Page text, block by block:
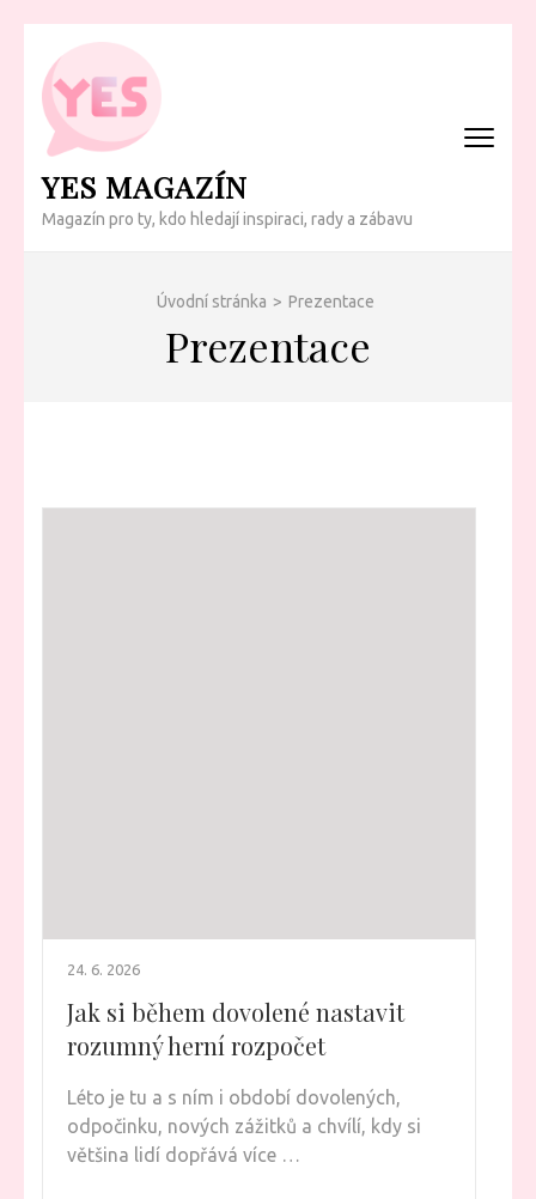
Přeskočit
obsah
(Enter)
YES MAGAZÍN
Magazín pro ty, kdo hledají inspiraci, rady a zábavu
Úvodní stránka > Prezentace
Prezentace
24. 6. 2026
Jak si během dovolené nastavit
rozumný herní rozpočet
Léto je tu a s ním i období dovolených,
odpočinku, nových zážitků a chvílí, kdy si
většina lidí dopřává více …